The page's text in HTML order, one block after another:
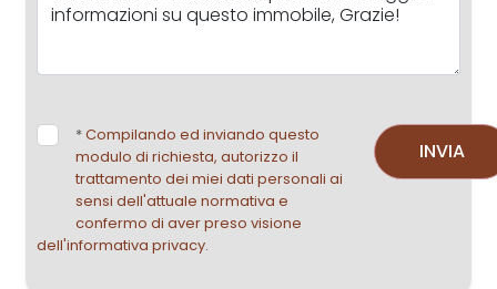
*Compilando ed inviando questo
modulo di richiesta, autorizzo il
trattamento dei miei dati personali ai
sensi dell'attuale normativa e
confermo di aver preso visione
dell'informativa privacy.
INVIA